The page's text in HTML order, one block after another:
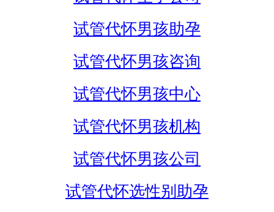
试管代怀男孩助孕
试管代怀男孩咨询
试管代怀男孩中心
试管代怀男孩机构
试管代怀男孩公司
试管代怀选性别助孕